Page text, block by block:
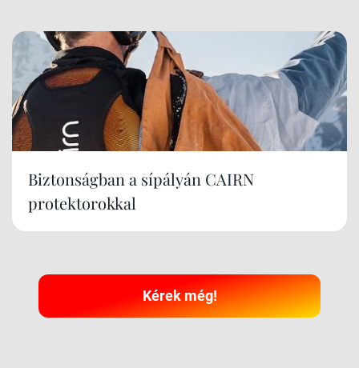
Biztonságban a sípályán CAIRN
protektorokkal
Kérek még!